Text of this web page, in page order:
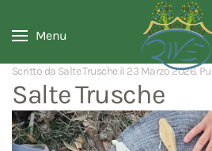
Menu
Scritto da Salte Trusche il 23 Marzo 2026.
Salte Trusche